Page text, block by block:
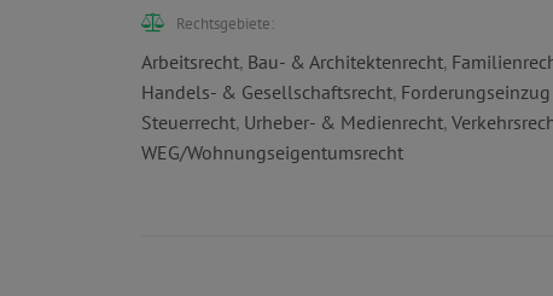
Rechtsgebiete:
Arbeitsrecht, Bau- & Architektenrecht,
Handels- & Gesellschaftsrecht,
Steuerrecht, Urheber- & Medienrecht,
WEG/Wohnungseigentumsrecht